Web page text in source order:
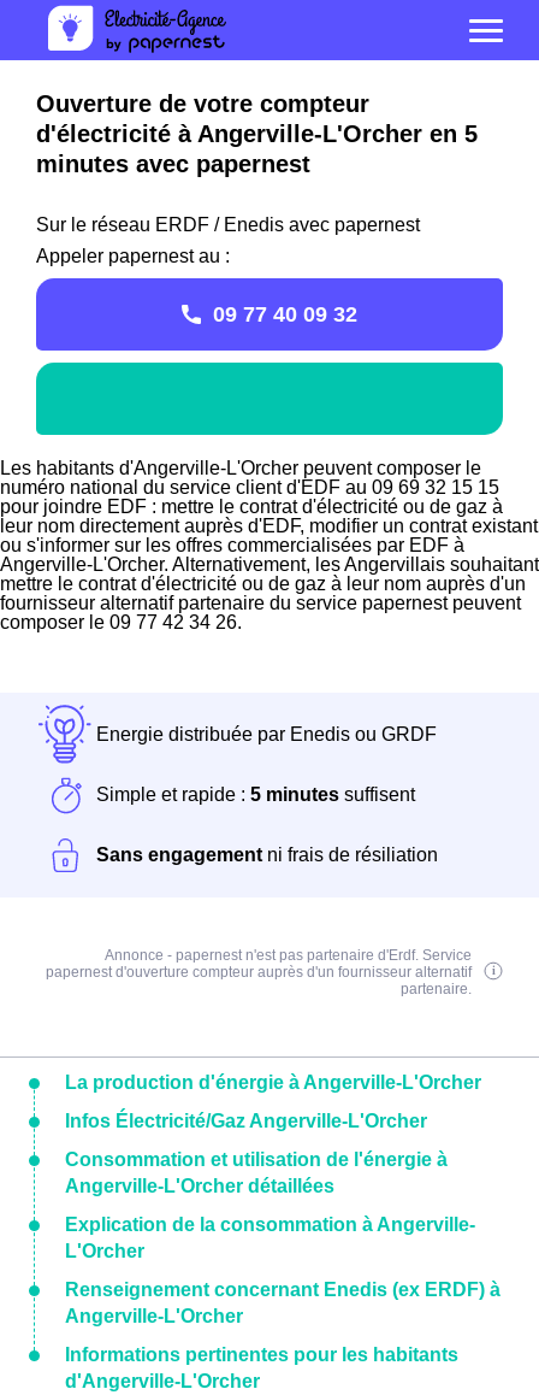
Ouverture de votre compteur
d'électricité à Angerville-L'Orcher en 5
minutes avec papernest
Sur le réseau ERDF / Enedis avec papernest
Appeler papernest au :
09 77 40 09 32
Les habitants d'Angerville-L'Orcher peuvent composer le
numéro national du service client d'EDF au 09 69 32 15 15
pour joindre EDF : mettre le contrat d'électricité ou de gaz à
leur nom directement auprès d'EDF, modifier un contrat existant
ou s'informer sur les offres commercialisées par EDF à
Angerville-L'Orcher. Alternativement, les Angervillais souhaitant
mettre le contrat d'électricité ou de gaz à leur nom auprès d'un
fournisseur alternatif partenaire du service papernest peuvent
composer le 09 77 42 34 26.
Energie distribuée par Enedis ou GRDF
Simple et rapide : 5 minutes suffisent
Sans engagement ni frais de résiliation
Annonce - papernest n'est pas partenaire d'Erdf. Service
papernest d'ouverture compteur auprès d'un fournisseur alternatif
partenaire.
La production d'énergie à Angerville-L'Orcher
Infos Électricité/Gaz Angerville-L'Orcher
Consommation et utilisation de l'énergie à
Angerville-L'Orcher détaillées
Explication de la consommation à Angerville-
L'Orcher
Renseignement concernant Enedis (ex ERDF) à
Angerville-L'Orcher
Informations pertinentes pour les habitants
d'Angerville-L'Orcher